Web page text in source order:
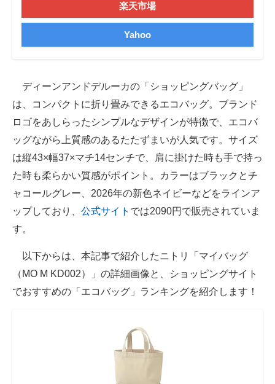
楽天市場
Yahoo
ディーンアンドデルーカの「ショッピングバッグ」
は、コンパクトに折り畳みできるエコバッグ。ブランド
ロゴをあしらったシンプルなデザインが特徴で、エコバ
ッグながら上質感のあるたたずまいが人気です。サイズ
は縦43×幅37×マチ14センチで、肩に掛けた時も手で持っ
た時も柔らかい質感がポイント。カラーはブラックとチ
ャコールグレー、2026年の新色ネイビーなどをラインア
ップしており、 公式サイト では2090円で販売されていま
す。
以下からは、本記事で紹介したニトリ「マイバッグ
（MO M KD002）」の詳細画像と、ショッピングサイト
でおすすめの「エコバッグ」ランキングを紹介します！